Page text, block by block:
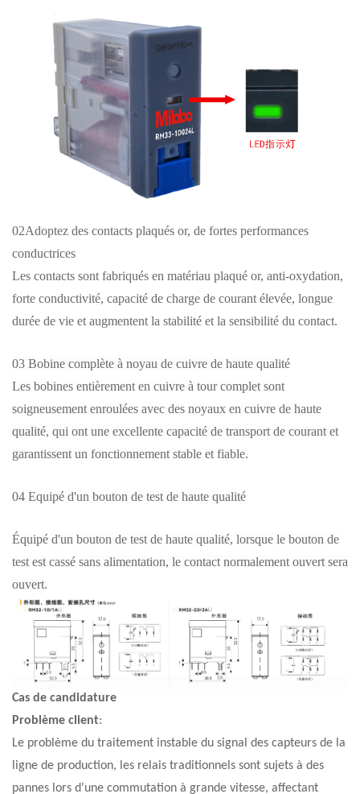
02Adoptez des contacts plaqués or, de fortes performances
conductrices
Les contacts sont fabriqués en matériau plaqué or, anti-oxydation,
forte conductivité, capacité de charge de courant élevée, longue
durée de vie et augmentent la stabilité et la sensibilité du contact.
03 Bobine complète à noyau de cuivre de haute qualité
Les bobines entièrement en cuivre à tour complet sont
soigneusement enroulées avec des noyaux en cuivre de haute
qualité, qui ont une excellente capacité de transport de courant et
garantissent un fonctionnement stable et fiable.
04 Equipé d'un bouton de test de haute qualité
Équipé d'un bouton de test de haute qualité, lorsque le bouton de
test est cassé sans alimentation, le contact normalement ouvert sera
ouvert.
Cas de candidature
Problème client:
Le problème du traitement instable du signal des capteurs de la
ligne de production, les relais traditionnels sont sujets à des
pannes lors d'une commutation à grande vitesse, affectant